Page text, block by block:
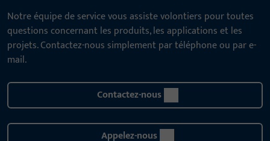
Notre équipe de service vous assiste volontiers pour toutes
questions concernant les produits, les applications et les
projets. Contactez-nous simplement par téléphone ou par e-
mail.
Contactez-nous
Appelez-nous